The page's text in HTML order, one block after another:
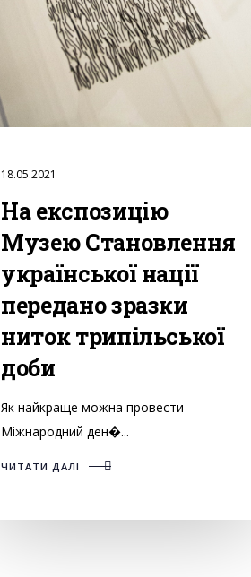
18.05.2021
На експозицію
Музею Становлення
української нації
передано зразки
ниток трипільської
доби
Як найкраще можна провести
Міжнародний ден�...
ЧИТАТИ ДАЛІ